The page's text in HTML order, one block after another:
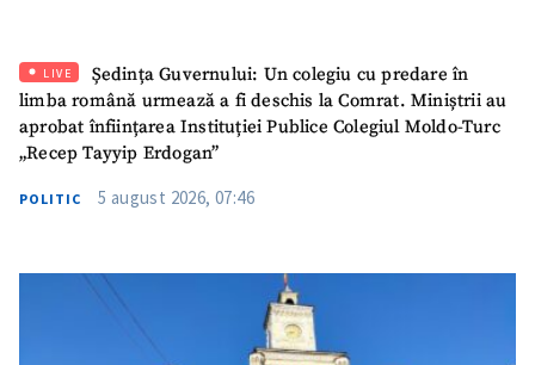
LIVE
Ședința Guvernului: Un colegiu cu predare în
limba română urmează a fi deschis la Comrat. Miniștrii au
aprobat înființarea Instituției Publice Colegiul Moldo-Turc
„Recep Tayyip Erdogan”
POLITIC 5 august 2026, 07:46